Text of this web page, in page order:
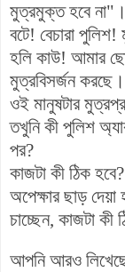
মুত্রমুক্ত হবে না"।
বটে! বেচারা
হলি কাউ! আমার
মুত্রবিসর্জন
ওই মানুষটার
তখুনি কী পুলিশ
পর?
কাজটা কী ঠিক
অপেক্ষার ছাড় দেয়া
চাচ্ছেন, কাজটা কী
আপনি আরও